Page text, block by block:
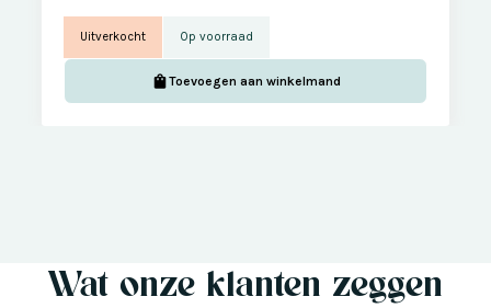
Uitverkocht Op voorraad
Toevoegen aan winkelmand
Wat onze klanten zeggen